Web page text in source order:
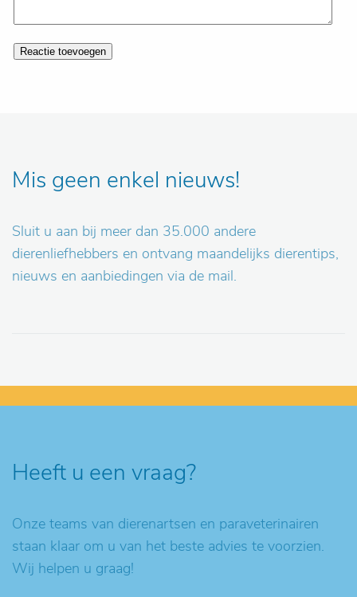
Mis geen enkel nieuws!
Sluit u aan bij meer dan 35.000 andere
dierenliefhebbers en ontvang maandelijks dierentips,
nieuws en aanbiedingen via de mail.
Heeft u een vraag?
Onze teams van dierenartsen en paraveterinairen
staan klaar om u van het beste advies te voorzien.
Wij helpen u graag!